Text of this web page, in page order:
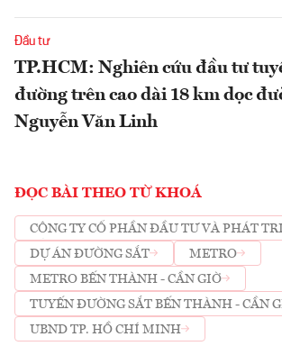
Đầu tư
TP.HCM: Nghiên cứu đầu tư
đường trên cao dài 18 km dọc
Nguyễn Văn Linh
ĐỌC BÀI THEO TỪ KHOÁ
CÔNG TY CỔ PHẦN ĐẦU TƯ VÀ PHÁT
SẮT CAO TỐC VINSPEED
DỰ ÁN ĐƯỜNG SẮT
METRO
METRO BẾN THÀNH - CẦN GIỜ
TUYẾN ĐƯỜNG SẮT BẾN THÀNH - CẦN
UBND TP. HỒ CHÍ MINH